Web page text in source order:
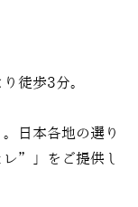
徒歩3分。
日本各地の選り
”」をご提供し